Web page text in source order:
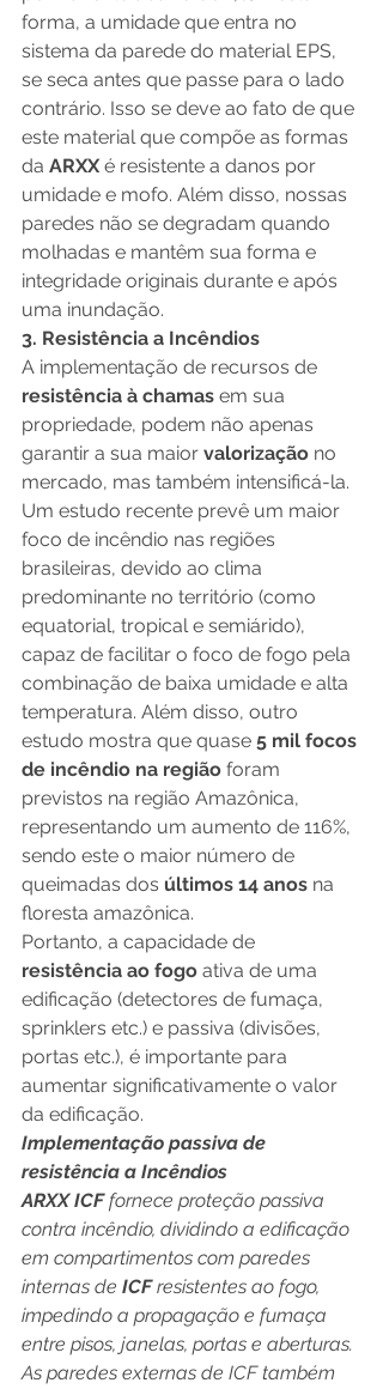
forma, a umidade que entra no
sistema da parede do material EPS,
se seca antes que passe para o lado
contrário. Isso se deve ao fato de que
este material que compõe as formas
da ARXX é resistente a danos por
umidade e mofo. Além disso, nossas
paredes não se degradam quando
molhadas e mantêm sua forma e
integridade originais durante e após
uma inundação.
3. Resistência a Incêndios
A implementação de recursos de
resistência à chamas em sua
propriedade, podem não apenas
garantir a sua maior valorização no
mercado, mas também intensificá-la.
Um estudo recente prevê um maior
foco de incêndio nas regiões
brasileiras, devido ao clima
predominante no território (como
equatorial, tropical e semiárido),
capaz de facilitar o foco de fogo pela
combinação de baixa umidade e alta
temperatura. Além disso, outro
estudo mostra que quase 5 mil focos
de incêndio na região foram
previstos na região Amazônica,
representando um aumento de 116%,
sendo este o maior número de
queimadas dos últimos 14 anos na
floresta amazônica.
Portanto, a capacidade de
resistência ao fogo ativa de uma
edificação (detectores de fumaça,
sprinklers etc.) e passiva (divisões,
portas etc.), é importante para
aumentar significativamente o valor
da edificação.
Implementação passiva de
resistência a Incêndios
ARXX ICF fornece proteção passiva
contra incêndio, dividindo a edificação
em compartimentos com paredes
internas de ICF resistentes ao fogo,
impedindo a propagação e fumaça
entre pisos, janelas, portas e aberturas.
As paredes externas de ICF também